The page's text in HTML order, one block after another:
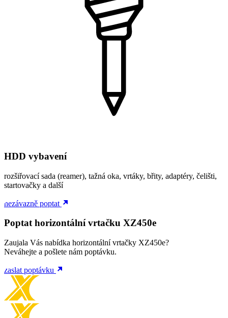
HDD vybavení
rozšiřovací sada (reamer), tažná oka, vrtáky, břity, adaptéry, čelišti,
startovačky a další
nezávazně poptat
Poptat horizontální vrtačku XZ450e
Zaujala Vás nabídka horizontální vrtačky XZ450e?
Neváhejte a pošlete nám poptávku.
zaslat poptávku